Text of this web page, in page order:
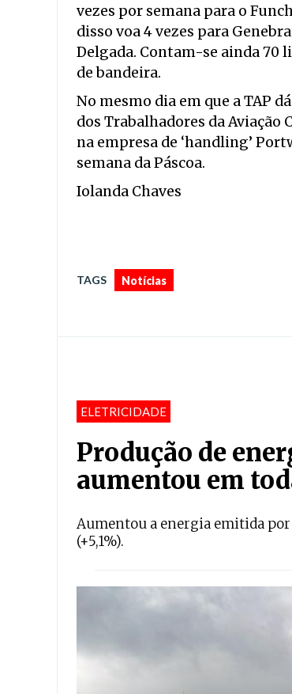
vezes por semana para o
disso voa 4 vezes para
Delgada. Contam-se ainda 70
de bandeira.
No mesmo dia em que a TAP
dos Trabalhadores da
na empresa de ‘handling’
semana da Páscoa.
Iolanda Chaves
TAGS Notícias
ELETRICIDADE
Produção de
aumentou em
Aumentou a energia emitida por
(+5,1%).